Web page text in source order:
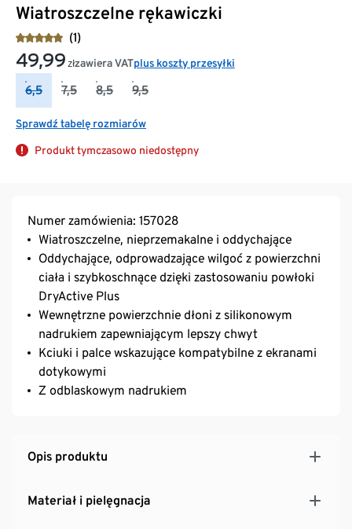
Wiatroszczelne rękawiczki
(1)
49,99 złzawiera VATplus koszty przesyłki
6,5 7,5 8,5 9,5
Sprawdź tabelę rozmiarów
Produkt tymczasowo niedostępny
Numer zamówienia: 157028
Wiatroszczelne, nieprzemakalne i oddychające
Oddychające, odprowadzające wilgoć z powierzchni
ciała i szybkoschnące dzięki zastosowaniu powłoki
DryActive Plus
Wewnętrzne powierzchnie dłoni z silikonowym
nadrukiem zapewniającym lepszy chwyt
Kciuki i palce wskazujące kompatybilne z ekranami
dotykowymi
Z odblaskowym nadrukiem
Opis produktu
Materiał i pielęgnacja